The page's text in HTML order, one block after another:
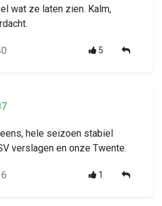
wat ze laten zien. Kalm,
5
hele seizoen stabiel
verslagen en onze Twente.
1